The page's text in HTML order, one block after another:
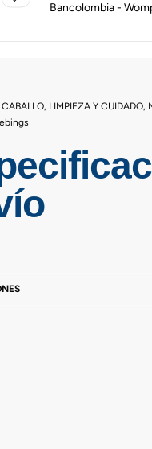
Bancolombia -
CABALLO, LIMPIEZA Y CUIDADO,